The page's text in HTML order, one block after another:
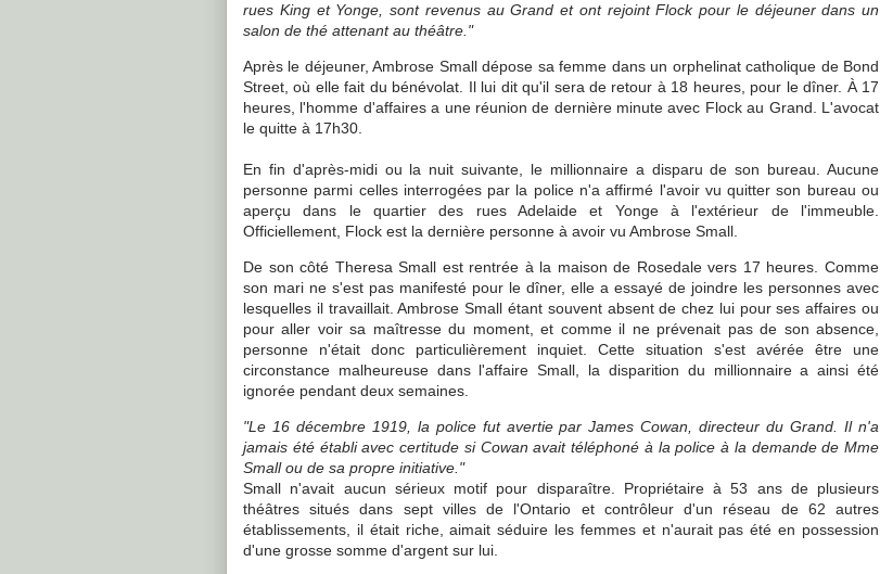
rues King et Yonge, sont revenus au Grand et ont rejoint Flock pour le déjeuner dans un
salon de thé attenant au théâtre."
Après le déjeuner, Ambrose Small dépose sa femme dans un orphelinat catholique de Bond
Street, où elle fait du bénévolat. Il lui dit qu'il sera de retour à 18 heures, pour le dîner. À 17
heures, l'homme d'affaires a une réunion de dernière minute avec Flock au Grand. L'avocat
le quitte à 17h30.
En fin d'après-midi ou la nuit suivante, le millionnaire a disparu de son bureau. Aucune
personne parmi celles interrogées par la police n'a affirmé l'avoir vu quitter son bureau ou
aperçu dans le quartier des rues Adelaide et Yonge à l'extérieur de l'immeuble.
Officiellement, Flock est la dernière personne à avoir vu Ambrose Small.
De son côté Theresa Small est rentrée à la maison de Rosedale vers 17 heures. Comme
son mari ne s'est pas manifesté pour le dîner, elle a essayé de joindre les personnes avec
lesquelles il travaillait. Ambrose Small étant souvent absent de chez lui pour ses affaires ou
pour aller voir sa maîtresse du moment, et comme il ne prévenait pas de son absence,
personne n'était donc particulièrement inquiet. Cette situation s'est avérée être une
circonstance malheureuse dans l'affaire Small, la disparition du millionnaire a ainsi été
ignorée pendant deux semaines.
"Le 16 décembre 1919, la police fut avertie par James Cowan, directeur du Grand. Il n'a
jamais été établi avec certitude si Cowan avait téléphoné à la police à la demande de Mme
Small ou de sa propre initiative."
Small n'avait aucun sérieux motif pour disparaître. Propriétaire à 53 ans de plusieurs
théâtres situés dans sept villes de l'Ontario et contrôleur d'un réseau de 62 autres
établissements, il était riche, aimait séduire les femmes et n'aurait pas été en possession
d'une grosse somme d'argent sur lui.